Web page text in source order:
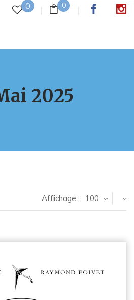
0 0
2025
Affichage : 100